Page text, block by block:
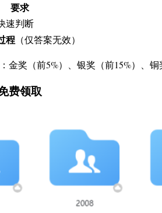
要求
速判断
程 （仅答案无效）
金奖（前5%）、银奖（前15%）、
费领取